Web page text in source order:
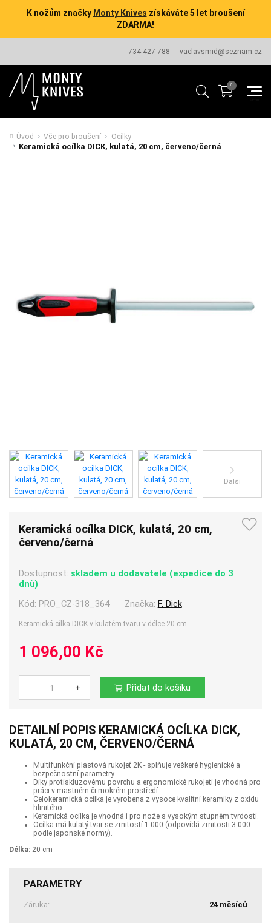
K nožům značky Monty Knives získáváte 5 let broušení
ZDARMA!
734 427 788 vaclavsmid@seznam.cz
Úvod Vše pro broušení Ocílky
Keramická ocílka DICK, kulatá, 20 cm, červeno/černá
Další
Keramická ocílka DICK, kulatá, 20 cm,
červeno/černá
Dostupnost: skladem u dodavatele (expedice do 3
dnů)
Kód: PRO_CZ-318_364 Značka: F. Dick
Keramická cílka DICK v kulatém tvaru v délce 20 cm.
1 096,00 Kč
Počet Přidat do košíku
DETAILNÍ POPIS KERAMICKÁ OCÍLKA DICK,
KULATÁ, 20 CM, ČERVENO/ČERNÁ
Multifunkční plastová rukojeť 2K - splňuje veškeré hygienické a
bezpečnostní parametry.
Díky protiskluzovému povrchu a ergonomické rukojeti je vhodná pro
práci v mastném či mokrém prostředí.
Celokeramická ocílka je vyrobena z vysoce kvalitní keramiky z oxidu
hlinitého.
Keramická ocílka je vhodná i pro nože s vysokým stupněm tvrdosti.
Ocílka má kulatý tvar se zrnitostí 1 000 (odpovídá zrnitosti 3 000
podle japonské normy).
Délka: 20 cm
PARAMETRY
Záruka: 24 měsíců